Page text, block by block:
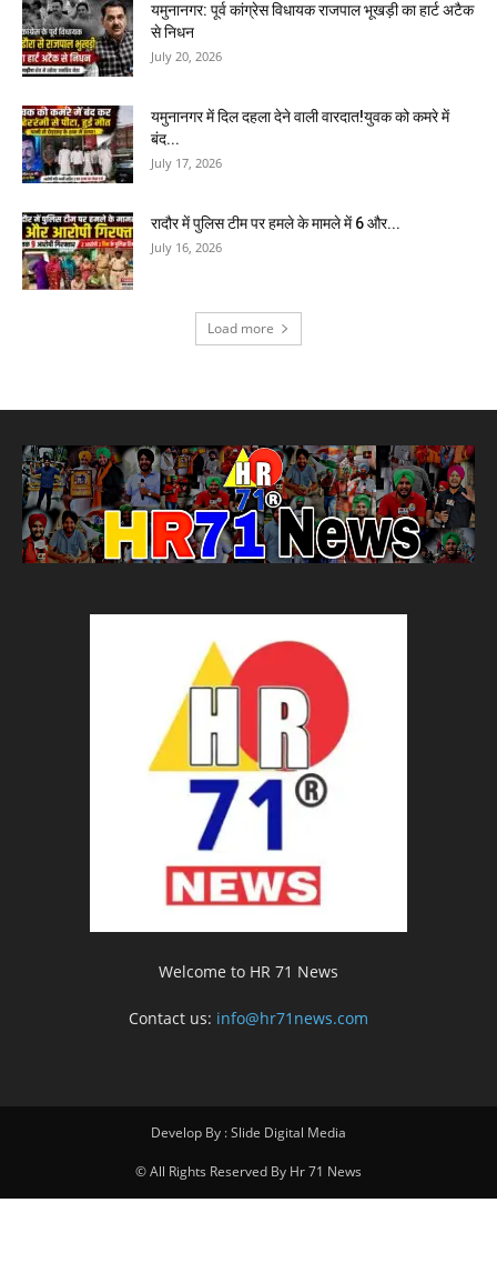
यमुनानगर: पूर्व कांग्रेस विधायक राजपाल भूखड़ी का हार्ट अटैक
से निधन
July 20, 2026
यमुनानगर में दिल दहला देने वाली वारदात!युवक को कमरे में
बंद...
July 17, 2026
रादौर में पुलिस टीम पर हमले के मामले में 6 और...
July 16, 2026
Load more
Welcome to HR 71 News
Contact us: info@hr71news.com
Develop By : Slide Digital Media
© All Rights Reserved By Hr 71 News